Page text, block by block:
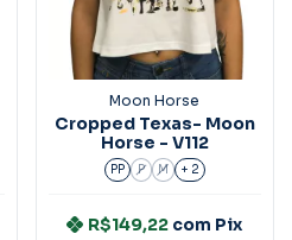
Moon Horse
Cropped Texas- Moon
Horse - V112
PP P M + 2
R$149,22 com Pix